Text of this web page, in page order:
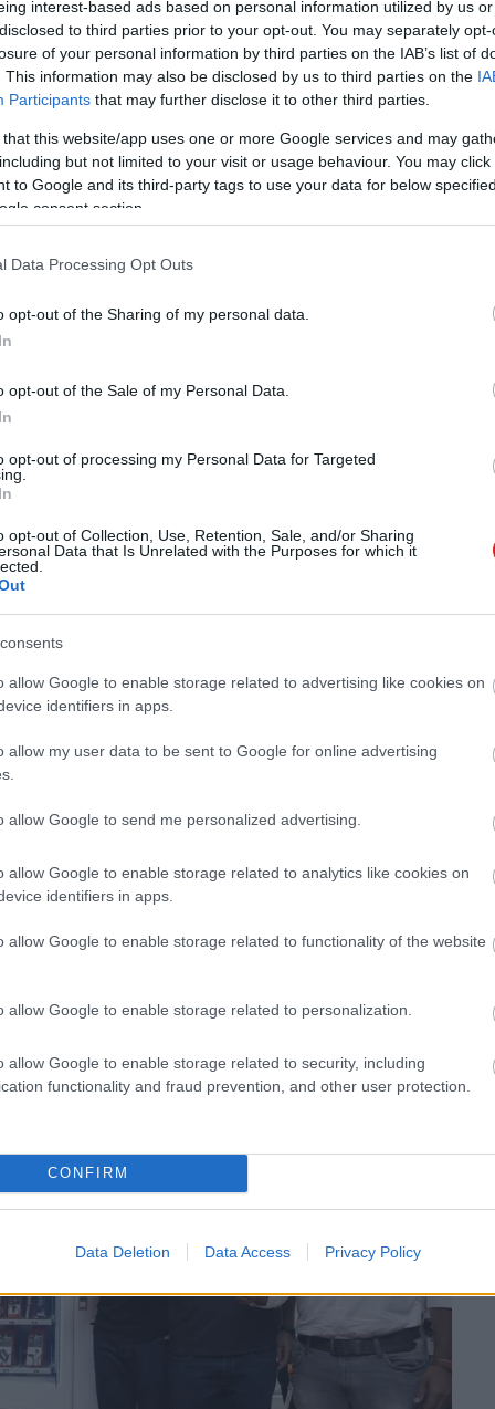
interest-based ads based on personal information utilized by us
to third parties prior to your opt-out. You may separately
of your personal information by third parties on the IAB’s list of
This information may also be disclosed by us to third parties on the
Participants that may further disclose it to other third parties.
that this website/app uses one or more Google services and may
but not limited to your visit or usage behaviour. You may
to Google and its third-party tags to use your data for below
consent section.
Data Processing Opt Outs
opt-out of the Sharing of my personal data.
opt-out of the Sale of my Personal Data.
opt-out of processing my Personal Data for Targeted
opt-out of Collection, Use, Retention, Sale, and/or Sharing
Data that Is Unrelated with the Purposes for which it
allow Google to enable storage related to advertising like cookies on
identifiers in apps.
allow my user data to be sent to Google for online advertising
allow Google to send me personalized advertising.
allow Google to enable storage related to analytics like cookies on
identifiers in apps.
allow Google to enable storage related to functionality of the website
allow Google to enable storage related to personalization.
allow Google to enable storage related to security, including
functionality and fraud prevention, and other user protection.
CONFIRM
Data Deletion Data Access Privacy Policy
#wwdc
Tetszik
támad a Xiaomi
már úgy lehet Xiaomi okostelefont
Kumar Jain nemrég
vásárolhatnak már Xiaomi okostelefonokat és az
automatákat telepített a cég, így a kólához
keresztül.
a Xiaomi termékei mellett Redmi és POCO márkájú
powerbankeknek, Bluetooth-hangszóróknak,
Készpénz mellett bankkártyával és hitelkártyával,